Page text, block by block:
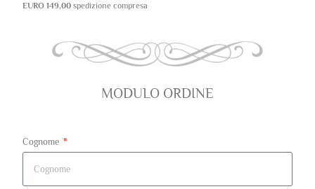
EURO 149,00 spedizione compresa
MODULO ORDINE
Cognome